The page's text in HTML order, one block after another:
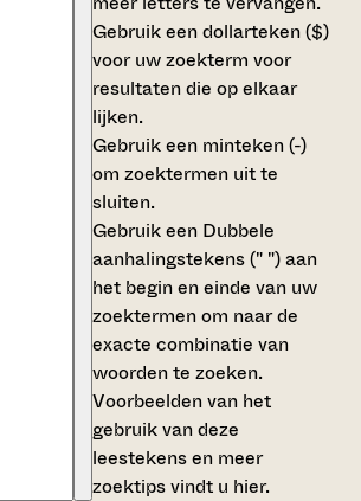
Gebruik eendollarteken ($)
voor uw zoekterm voor
resultaten die op elkaar
lijken.
Gebruik een minteken (-)
om zoektermen uit te
sluiten.
Gebruik een Dubbele
aanhalingstekens (" ")aan
het begin en einde van uw
zoektermen om naar de
exacte combinatie van
woorden te zoeken.
Voorbeelden van het
gebruik van deze
leestekens en meer
zoektips vindt u hier.